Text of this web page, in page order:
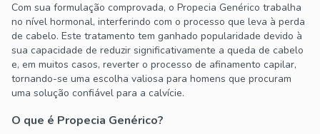
Com sua formulação comprovada, o Propecia Genérico trabalha
no nível hormonal, interferindo com o processo que leva à perda
de cabelo. Este tratamento tem ganhado popularidade devido à
sua capacidade de reduzir significativamente a queda de cabelo
e, em muitos casos, reverter o processo de afinamento capilar,
tornando-se uma escolha valiosa para homens que procuram
uma solução confiável para a calvície.
O que é Propecia Genérico?